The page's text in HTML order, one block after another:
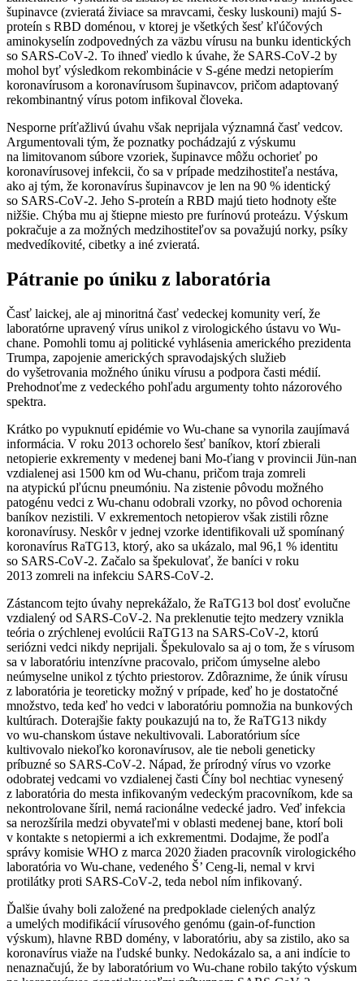
šupinavce (zvieratá živiace sa mravcami, česky luskouni) majú S-
proteín s RBD doménou, v ktorej je všetkých šesť kľúčových
aminokyselín zodpovedných za väzbu vírusu na bunku identických
so SARS‑CoV‑2. To ihneď viedlo k úvahe, že SARS‑CoV‑2 by
mohol byť výsledkom rekombinácie v S-géne medzi netopierím
koronavírusom a koronavírusom šupinavcov, pričom adaptovaný
rekombinantný vírus potom infikoval človeka.
Nesporne príťažlivú úvahu však neprijala významná časť vedcov.
Argumentovali tým, že poznatky pochádzajú z výskumu
na limitovanom súbore vzoriek, šupinavce môžu ochorieť po
koronavírusovej infekcii, čo sa v prípade medzihostiteľa nestáva,
ako aj tým, že koronavírus šupinavcov je len na 90 % identický
so SARS‑CoV‑2. Jeho S-proteín a RBD majú tieto hodnoty ešte
nižšie. Chýba mu aj štiepne miesto pre furínovú proteázu. Výskum
pokračuje a za možných medzihostiteľov sa považujú norky, psíky
medvedíkovité, cibetky a iné zvieratá.
Pátranie po úniku z laboratória
Časť laickej, ale aj minoritná časť vedeckej komunity verí, že
laboratórne upravený vírus unikol z virologického ústavu vo Wu-
chane. Pomohli tomu aj politické vyhlásenia amerického prezidenta
Trumpa, zapojenie amerických spravodajských služieb
do vyšetrovania možného úniku vírusu a podpora časti médií.
Prehodnoťme z vedeckého pohľadu argumenty tohto názorového
spektra.
Krátko po vypuknutí epidémie vo Wu-chane sa vynorila zaujímavá
informácia. V roku 2013 ochorelo šesť baníkov, ktorí zbierali
netopierie exkrementy v medenej bani Mo-ťiang v provincii Jün-nan
vzdialenej asi 1500 km od Wu-chanu, pričom traja zomreli
na atypickú pľúcnu pneumóniu. Na zistenie pôvodu možného
patogénu vedci z Wu-chanu odobrali vzorky, no pôvod ochorenia
baníkov nezistili. V exkrementoch netopierov však zistili rôzne
koronavírusy. Neskôr v jednej vzorke identifikovali už spomínaný
koronavírus RaTG13, ktorý, ako sa ukázalo, mal 96,1 % identitu
so SARS‑CoV‑2. Začalo sa špekulovať, že baníci v roku
2013 zomreli na infekciu SARS‑CoV‑2.
Zástancom tejto úvahy neprekážalo, že RaTG13 bol dosť evolučne
vzdialený od SARS‑CoV‑2. Na preklenutie tejto medzery vznikla
teória o zrýchlenej evolúcii RaTG13 na SARS‑CoV‑2, ktorú
seriózni vedci nikdy neprijali. Špekulovalo sa aj o tom, že s vírusom
sa v laboratóriu intenzívne pracovalo, pričom úmyselne alebo
neúmyselne unikol z týchto priestorov. Zdôraznime, že únik vírusu
z laboratória je teoreticky možný v prípade, keď ho je dostatočné
množstvo, teda keď ho vedci v laboratóriu pomnožia na bunkových
kultúrach. Doterajšie fakty poukazujú na to, že RaTG13 nikdy
vo wu-chanskom ústave nekultivovali. Laboratórium síce
kultivovalo niekoľko koronavírusov, ale tie neboli geneticky
príbuzné so SARS‑CoV‑2. Nápad, že prírodný vírus vo vzorke
odobratej vedcami vo vzdialenej časti Číny bol nechtiac vynesený
z laboratória do mesta infikovaným vedeckým pracovníkom, kde sa
nekontrolovane šíril, nemá racionálne vedecké jadro. Veď infekcia
sa nerozšírila medzi obyvateľmi v oblasti medenej bane, ktorí boli
v kontakte s netopiermi a ich exkrementmi. Dodajme, že podľa
správy komisie WHO z marca 2020 žiaden pracovník virologického
laboratória vo Wu-chane, vedeného Š’ Ceng-li, nemal v krvi
protilátky proti SARS‑CoV‑2, teda nebol ním infikovaný.
Ďalšie úvahy boli založené na predpoklade cielených analýz
a umelých modifikácií vírusového genómu (gain‑of‑function
výskum), hlavne RBD domény, v laboratóriu, aby sa zistilo, ako sa
koronavírus viaže na ľudské bunky. Nedokázalo sa, a ani indície to
nenaznačujú, že by laboratórium vo Wu-chane robilo takýto výskum